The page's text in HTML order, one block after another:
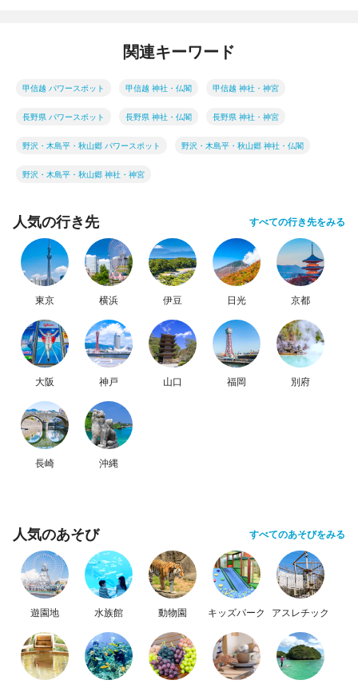
関連キーワード
甲信越 パワースポット 甲信越 神社・仏閣 甲信越 神社・神宮
長野県 パワースポット 長野県 神社・仏閣 長野県 神社・神宮
野沢・木島平・秋山郷 パワースポット 野沢・木島平・秋山郷 神社・仏閣
野沢・木島平・秋山郷 神社・神宮
人気の行き先 すべての行き先をみる
東京 横浜 伊豆 日光 京都
大阪 神戸 山口 福岡 別府
長崎 沖縄
人気のあそび すべてのあそびをみる
遊園地 水族館 動物園 キッズパーク アスレチック